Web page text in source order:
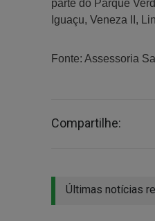
parte do Parque
Iguaçu, Veneza II,
Fonte: Assessoria
Compartilhe:
Últimas notícias